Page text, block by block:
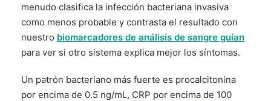
menudo clasifica la infección bacteriana invasiva
como menos probable y contrasta el resultado con
nuestro biomarcadores de análisis de sangre guían
para ver si otro sistema explica mejor los síntomas.
Un patrón bacteriano más fuerte es procalcitonina
por encima de 0.5 ng/mL, CRP por encima de 100
ភាសាខ្មែរ
አማርኛ
Українська
O‘zbekcha